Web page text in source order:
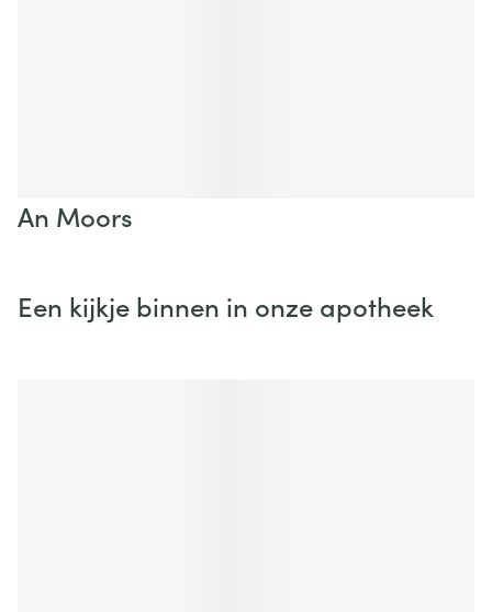
An Moors
Een kijkje binnen in onze apotheek